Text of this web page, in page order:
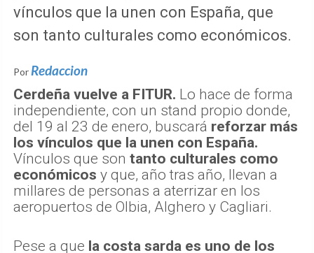
propio, con el objetivo de reforzar los
vínculos que la unen con España, que
PorRedaccion
Cerdeña vuelve a FITUR.Lo hace de forma
independiente, con un stand propio donde,
del 19 al 23 de enero, buscaráreforzar más
los vínculos que la unen con España.
Vínculos que sontanto culturales como
económicosy que, año tras año, llevan a
millares de personas a aterrizar en los